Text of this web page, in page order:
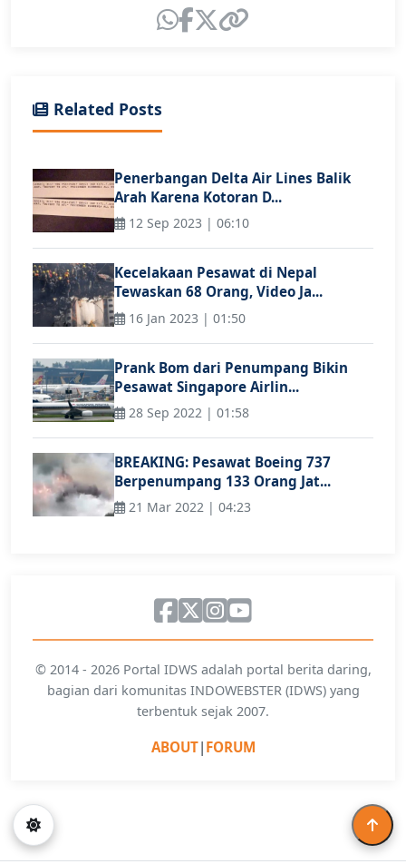
Related Posts
Penerbangan Delta Air Lines Balik
Arah Karena Kotoran D...
12 Sep 2023 | 06:10
Kecelakaan Pesawat di Nepal
Tewaskan 68 Orang, Video Ja...
16 Jan 2023 | 01:50
Prank Bom dari Penumpang Bikin
Pesawat Singapore Airlin...
28 Sep 2022 | 01:58
BREAKING: Pesawat Boeing 737
Berpenumpang 133 Orang Jat...
21 Mar 2022 | 04:23
© 2014 - 2026 Portal IDWS adalah portal berita daring,
bagian dari komunitas INDOWEBSTER (IDWS) yang
terbentuk sejak 2007.
ABOUT| FORUM